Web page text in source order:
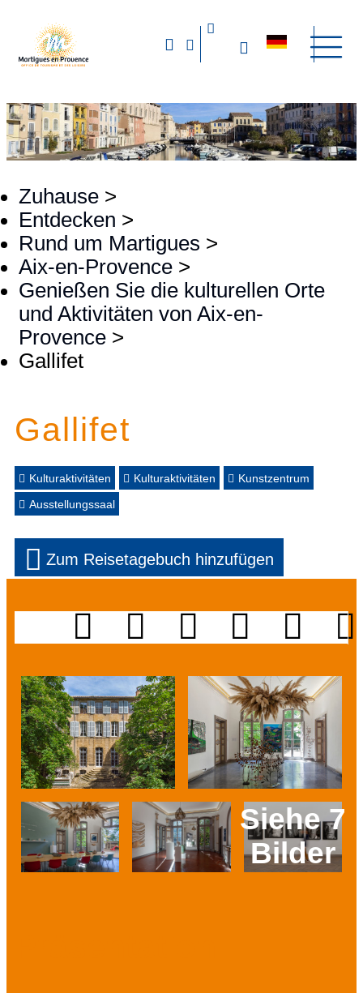
Zuhause >
Entdecken >
Rund um Martigues >
Aix-en-Provence >
Genießen Sie die kulturellen Orte
und Aktivitäten von Aix-en-
Provence >
Gallifet
Gallifet
Kulturaktivitäten Kulturaktivitäten
Kunstzentrum
Ausstellungssaal
Zum Reisetagebuch hinzufügen
Siehe 7
Bilder